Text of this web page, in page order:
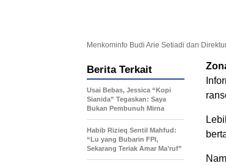
Menkominfo Budi Arie Setiadi dan
Berita Terkait
Usai Bebas, Jessica “Kopi
Sianida” Tegaskan: Saya
Bukan Pembunuh Mirna
Habib Rizieq Sentil Mahfud:
“Lu yang Bubarin FPI,
Sekarang Teriak Amar Ma’ruf”